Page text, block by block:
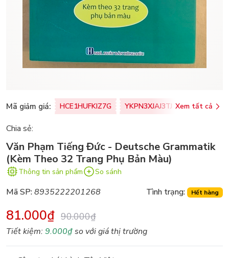
Mã giảm giá: HCE1HUFKIZ7G YKPN3XJAJ3TJ Xem tất cả
Chia sẻ:
Văn Phạm Tiếng Đức - Deutsche Grammatik
(Kèm Theo 32 Trang Phụ Bản Màu)
Thông tin sản phẩm So sánh
Mã SP:8935222201268 Tình trạng: Hết hàng
81.000₫ 90.000₫
Tiết kiệm:9.000₫so với giá thị trường